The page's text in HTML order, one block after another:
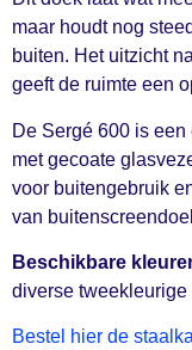
maar houdt nog
buiten. Het uitzicht
geeft de ruimte een
De Sergé 600 is
met gecoate
voor buitengebruik
van
Beschikbare
diverse tweekleurige
Bestel hier de